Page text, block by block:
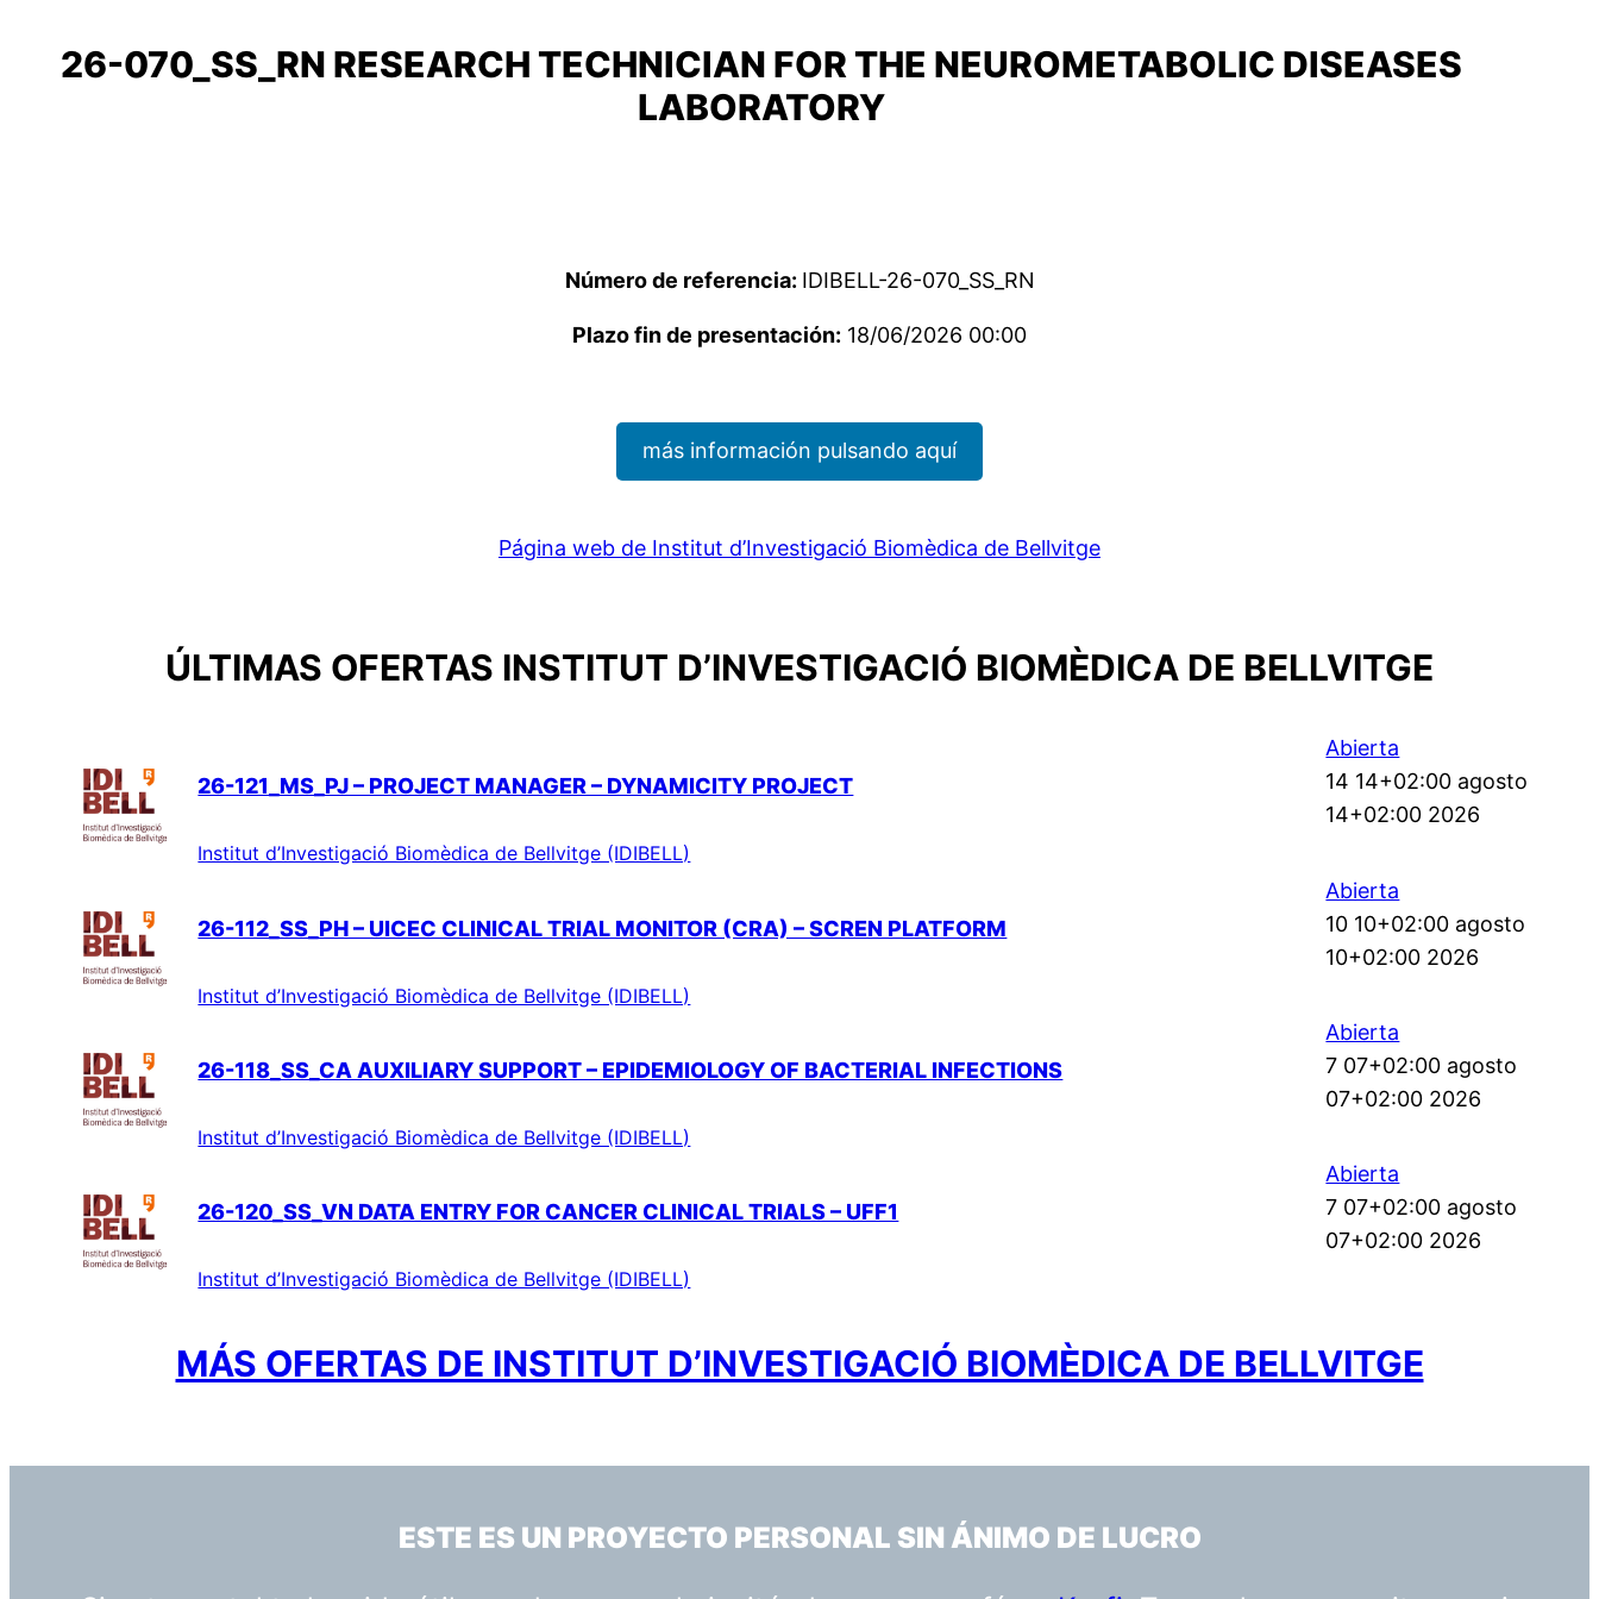
26-070_SS_RN RESEARCH TECHNICIAN FOR THE NEUROMETABOLIC DISEASES
LABORATORY
Número de referencia: IDIBELL-26-070_SS_RN
Plazo fin de presentación: 18/06/2026 00:00
más información pulsando aquí
Página web de Institut d’Investigació Biomèdica de Bellvitge
ÚLTIMAS OFERTAS INSTITUT D’INVESTIGACIÓ BIOMÈDICA DE BELLVITGE
26-121_MS_PJ – PROJECT MANAGER – DYNAMICITY PROJECT
Institut d’Investigació Biomèdica de Bellvitge (IDIBELL)
Abierta
14 14+02:00 agosto
14+02:00 2026
26-112_SS_PH – UICEC CLINICAL TRIAL MONITOR (CRA) – SCREN PLATFORM
Institut d’Investigació Biomèdica de Bellvitge (IDIBELL)
Abierta
10 10+02:00 agosto
10+02:00 2026
26-118_SS_CA AUXILIARY SUPPORT – EPIDEMIOLOGY OF BACTERIAL INFECTIONS
Institut d’Investigació Biomèdica de Bellvitge (IDIBELL)
Abierta
7 07+02:00 agosto
07+02:00 2026
26-120_SS_VN DATA ENTRY FOR CANCER CLINICAL TRIALS – UFF1
Institut d’Investigació Biomèdica de Bellvitge (IDIBELL)
Abierta
7 07+02:00 agosto
07+02:00 2026
MÁS OFERTAS DE INSTITUT D’INVESTIGACIÓ BIOMÈDICA DE BELLVITGE
ESTE ES UN PROYECTO PERSONAL SIN ÁNIMO DE LUCRO